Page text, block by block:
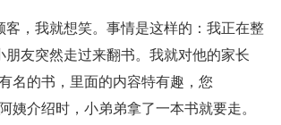
客，我就想笑。事情是这样的：我正在整
朋友突然走过来翻书。我就对他的家长
名的书，里面的内容特有趣，您
介绍时，小弟弟拿了一本书就要走。